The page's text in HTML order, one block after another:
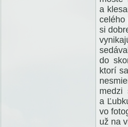
a
celého
si
do
ktorí
medzi
a
vo
už na